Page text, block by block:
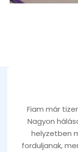
Fiam már
Nagyon
helyzetben
forduljanak,